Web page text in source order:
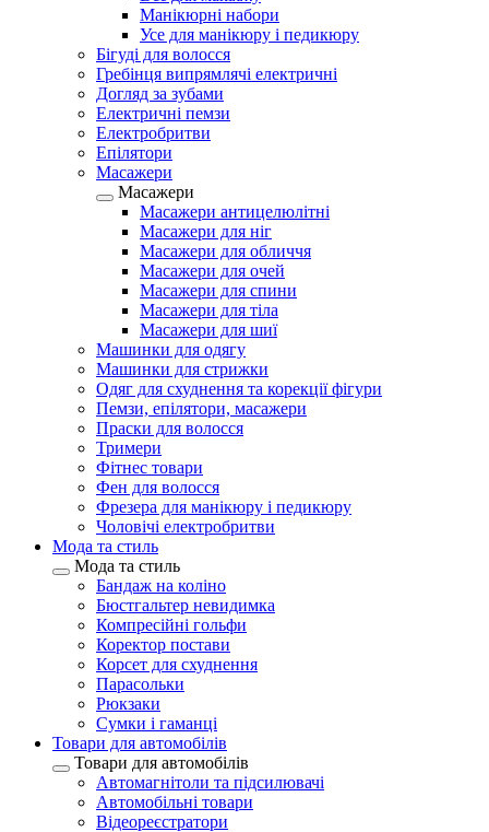
Манікюрні набори
Усе для манікюру і педикюру
Бігуді для волосся
Гребінця випрямлячі електричні
Догляд за зубами
Електричні пемзи
Електробритви
Епілятори
Масажери
Масажери
Масажери антицелюлітні
Масажери для ніг
Масажери для обличчя
Масажери для очей
Масажери для спини
Масажери для тіла
Масажери для шиї
Машинки для одягу
Машинки для стрижки
Одяг для схуднення та корекції фігури
Пемзи, епілятори, масажери
Праски для волосся
Тримери
Фітнес товари
Фен для волосся
Фрезера для манікюру і педикюру
Чоловічі електробритви
Мода та стиль
Мода та стиль
Бандаж на коліно
Бюстгальтер невидимка
Компресійні гольфи
Коректор постави
Корсет для схуднення
Парасольки
Рюкзаки
Сумки і гаманці
Товари для автомобілів
Товари для автомобілів
Автомагнітоли та підсилювачі
Автомобільні товари
Відеореєстратори